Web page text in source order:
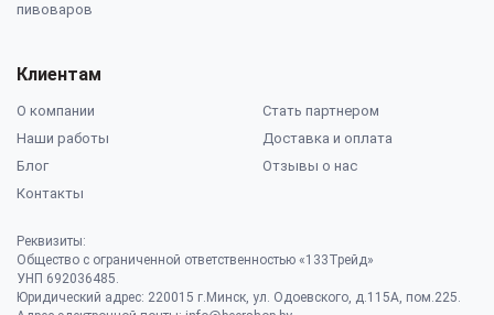
пивоваров
Клиентам
О компании
Стать партнером
Наши работы
Доставка и оплата
Блог
Отзывы о нас
Контакты
Реквизиты:
Общество с ограниченной ответственностью «133Трейд»
УНП 692036485​.
Юридический адрес: 220015 г.Минск, ул. Одоевского, д.115А, пом.225.